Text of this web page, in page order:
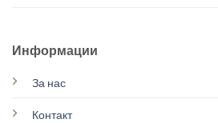
Информации
За нас
Контакт